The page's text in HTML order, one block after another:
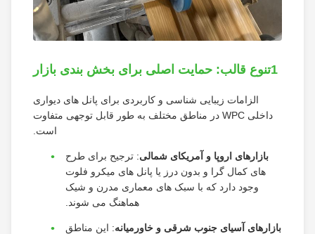
الزامات زیبایی شناسی و کاربردی برای پانل های دیواری
داخلی WPC در مناطق مختلف به طور قابل توجهی متفاوت
است.
بازارهای اروپا و آمریکای شمالی: ترجیح برای طرح
های کمال گرا و بدون درز یا پانل های میکرو فلوت
وجود دارد که با سبک های معماری مدرن و شیک
هماهنگ می شوند.
بازارهای آسیای جنوب شرقی و خاورمیانه : این مناطق